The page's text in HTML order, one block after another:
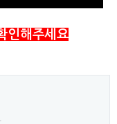
인해주세요